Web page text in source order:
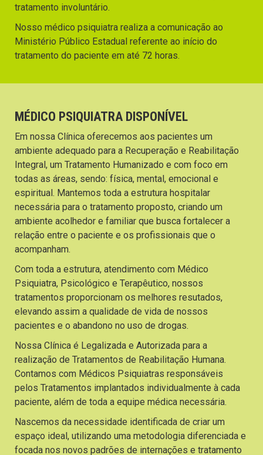
tratamento involuntário.
Nosso médico psiquiatra realiza a comunicação ao
Ministério Público Estadual referente ao início do
tratamento do paciente em até 72 horas.
MÉDICO PSIQUIATRA DISPONÍVEL
Em nossa Clínica oferecemos aos pacientes um
ambiente adequado para a Recuperação e Reabilitação
Integral, um Tratamento Humanizado e com foco em
todas as áreas, sendo: física, mental, emocional e
espiritual. Mantemos toda a estrutura hospitalar
necessária para o tratamento proposto, criando um
ambiente acolhedor e familiar que busca fortalecer a
relação entre o paciente e os profissionais que o
acompanham.
Com toda a estrutura, atendimento com Médico
Psiquiatra, Psicológico e Terapêutico, nossos
tratamentos proporcionam os melhores resutados,
elevando assim a qualidade de vida de nossos
pacientes e o abandono no uso de drogas.
Nossa Clínica é Legalizada e Autorizada para a
realização de Tratamentos de Reabilitação Humana.
Contamos com Médicos Psiquiatras responsáveis
pelos Tratamentos implantados individualmente à cada
paciente, além de toda a equipe médica necessária.
Nascemos da necessidade identificada de criar um
espaço ideal, utilizando uma metodologia diferenciada e
focada nos novos padrões de internações e tratamento